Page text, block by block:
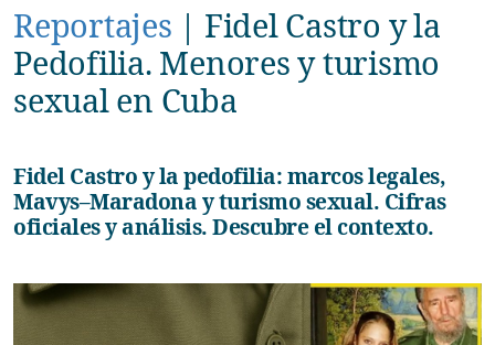
Reportajes | Fidel Castro y la
Pedofilia. Menores y turismo
sexual en Cuba
Fidel Castro y la pedofilia: marcos legales,
Mavys–Maradona y turismo sexual. Cifras
oficiales y análisis. Descubre el contexto.